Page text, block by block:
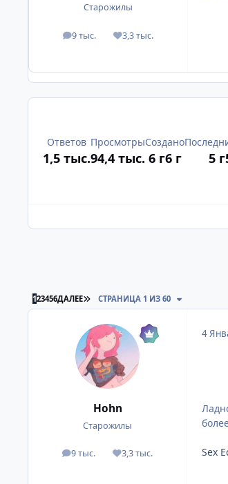
Старожилы
9 тыс.
посты 3,3 тыс.
Репутация
Ответов
1,5 тыс.
Просмотры
94,4 тыс.
Создано
6 г6 г 5 г
123456ДАЛЕЕ ПОСЛЕДНЯЯ СТРАНИЦА
СТРАНИЦА 1 ИЗ 60
Hohn
Старожилы
9 тыс.
посты 3,3 тыс.
Репутация
4
Sex